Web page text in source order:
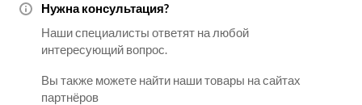
Нужна консультация?
Наши специалисты ответят на любой
интересующий вопрос.
Вы также можете найти наши товары на сайтах
партнёров